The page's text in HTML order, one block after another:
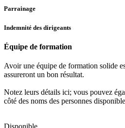
Parrainage
Indemnité des dirigeants
Équipe de formation
Avoir une équipe de formation solide
assureront un bon résultat.
Notez leurs détails ici; vous pouvez
côté des noms des personnes
Disponible